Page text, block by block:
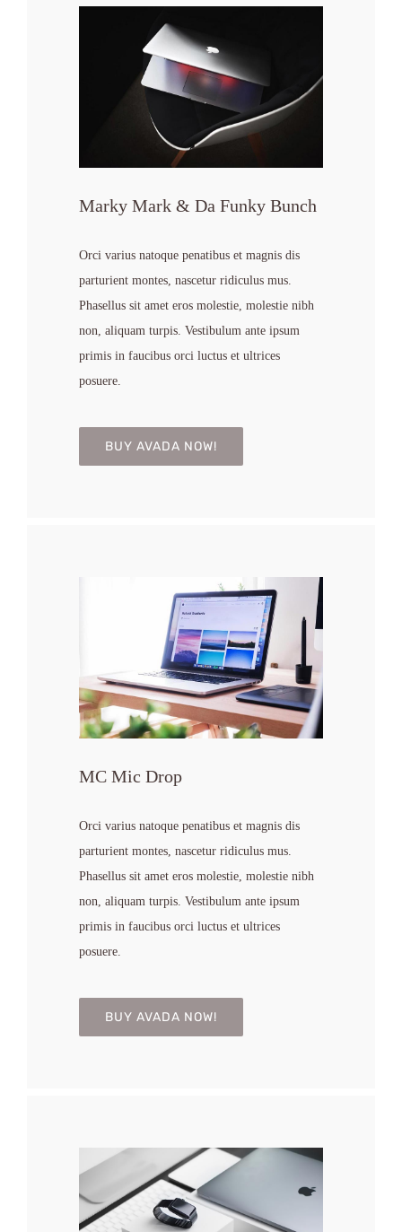
Marky Mark & Da Funky Bunch
Orci varius natoque penatibus et magnis dis
parturient montes, nascetur ridiculus mus.
Phasellus sit amet eros molestie, molestie nibh
non, aliquam turpis. Vestibulum ante ipsum
primis in faucibus orci luctus et ultrices
posuere.
BUY AVADA NOW!
MC Mic Drop
Orci varius natoque penatibus et magnis dis
parturient montes, nascetur ridiculus mus.
Phasellus sit amet eros molestie, molestie nibh
non, aliquam turpis. Vestibulum ante ipsum
primis in faucibus orci luctus et ultrices
posuere.
BUY AVADA NOW!